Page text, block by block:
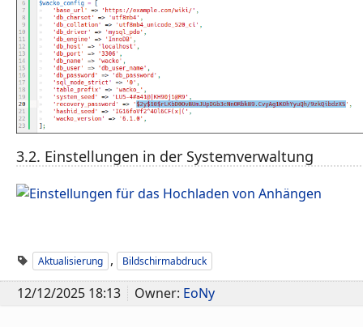
3.2. Einstellungen in der Systemverwaltung
Aktualisierung , Bildschirmabdruck
12/12/2025 18:13 Owner: EoNy